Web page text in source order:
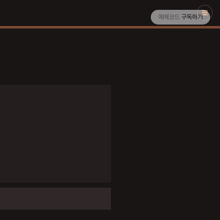
예제코드 구독하기